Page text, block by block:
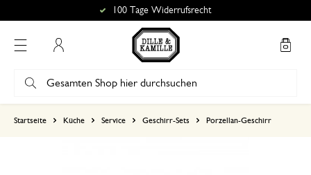
100 Tage Widerrufsrecht
Startseite Küche Service Geschirr-Sets Porzellan-Geschirr